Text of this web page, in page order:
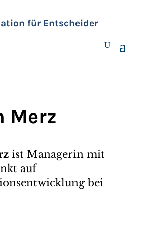
für Entscheider
Merz
ist Managerin mit
auf
bei